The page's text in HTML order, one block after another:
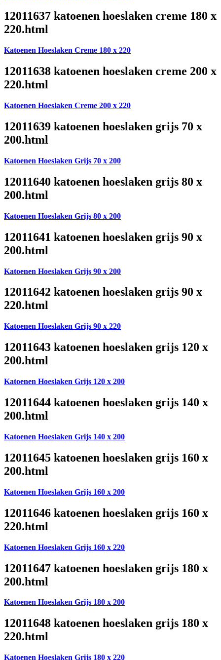
12011637 katoenen hoeslaken creme 180 x
220.html
Katoenen Hoeslaken Creme 180 x 220
12011638 katoenen hoeslaken creme 200 x
220.html
Katoenen Hoeslaken Creme 200 x 220
12011639 katoenen hoeslaken grijs 70 x
200.html
Katoenen Hoeslaken Grijs 70 x 200
12011640 katoenen hoeslaken grijs 80 x
200.html
Katoenen Hoeslaken Grijs 80 x 200
12011641 katoenen hoeslaken grijs 90 x
200.html
Katoenen Hoeslaken Grijs 90 x 200
12011642 katoenen hoeslaken grijs 90 x
220.html
Katoenen Hoeslaken Grijs 90 x 220
12011643 katoenen hoeslaken grijs 120 x
200.html
Katoenen Hoeslaken Grijs 120 x 200
12011644 katoenen hoeslaken grijs 140 x
200.html
Katoenen Hoeslaken Grijs 140 x 200
12011645 katoenen hoeslaken grijs 160 x
200.html
Katoenen Hoeslaken Grijs 160 x 200
12011646 katoenen hoeslaken grijs 160 x
220.html
Katoenen Hoeslaken Grijs 160 x 220
12011647 katoenen hoeslaken grijs 180 x
200.html
Katoenen Hoeslaken Grijs 180 x 200
12011648 katoenen hoeslaken grijs 180 x
220.html
Katoenen Hoeslaken Grijs 180 x 220